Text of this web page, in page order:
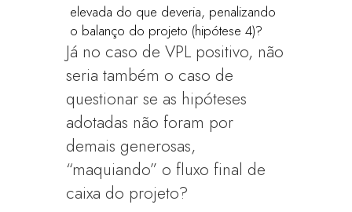
elevada do que deveria, penalizando
o balanço do projeto (hipótese 4)?
Já no caso de VPL positivo, não
seria também o caso de
questionar se as hipóteses
adotadas não foram por
demais generosas,
“maquiando” o fluxo final de
caixa do projeto?